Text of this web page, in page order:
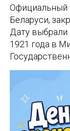
Официальный
Беларуси,
Дату выбрали
1921 года в